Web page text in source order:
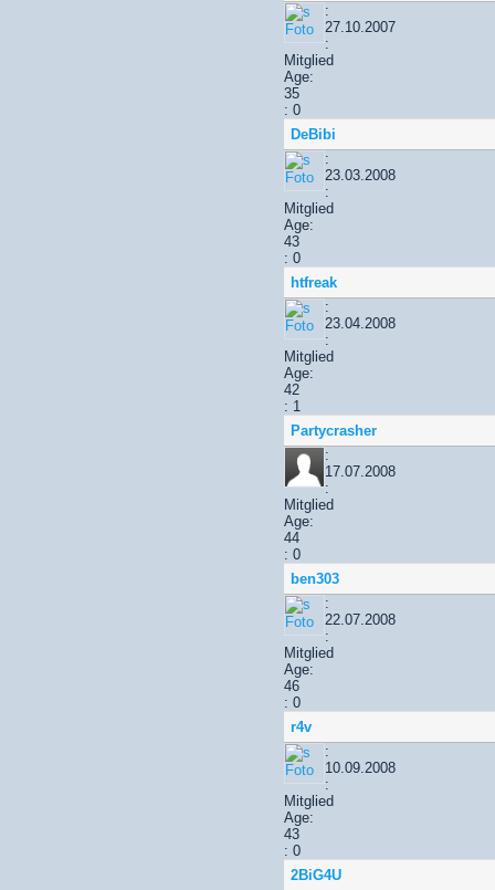
:
27.10.2007
:
Mitglied
Age:
35
: 0
DeBibi
:
23.03.2008
:
Mitglied
Age:
43
: 0
htfreak
:
23.04.2008
:
Mitglied
Age:
42
: 1
Partycrasher
:
17.07.2008
:
Mitglied
Age:
44
: 0
ben303
:
22.07.2008
:
Mitglied
Age:
46
: 0
r4v
:
10.09.2008
:
Mitglied
Age:
43
: 0
2BiG4U